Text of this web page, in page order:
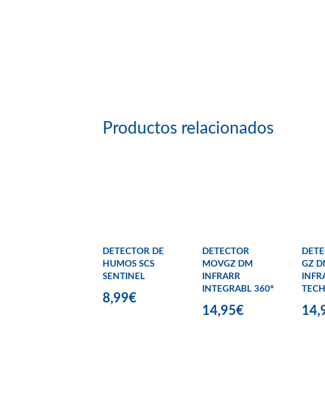
Productos relacionados
DETECTOR DE
HUMOS SCS
SENTINEL
8,99€
DETECTOR
MOVGZ DM
INFRARR
INTEGRABL 360º
14,95€
GZ